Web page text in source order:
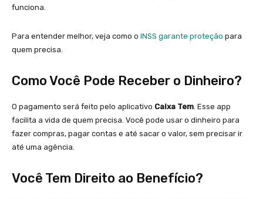
funciona.
Para entender melhor, veja como o INSS garante proteção para
quem precisa.
Como Você Pode Receber o Dinheiro?
O pagamento será feito pelo aplicativo Caixa Tem. Esse app
facilita a vida de quem precisa. Você pode usar o dinheiro para
fazer compras, pagar contas e até sacar o valor, sem precisar ir
até uma agência.
Você Tem Direito ao Benefício?